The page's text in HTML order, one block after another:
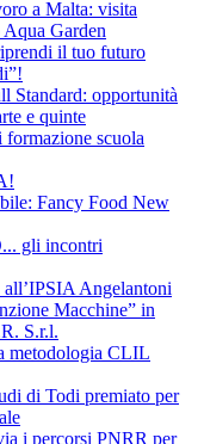
a Malta: visita
Garden
il tuo futuro
Standard: opportunità
e quinte
scuola
Fancy Food New
gli incontri
Angelantoni
Macchine” in
S.r.l.
metodologia CLIL
di Todi premiato per
i percorsi PNRR per